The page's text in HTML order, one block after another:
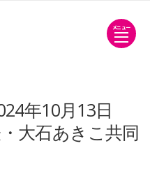
メニュー
年10月13日
大石あきこ共同